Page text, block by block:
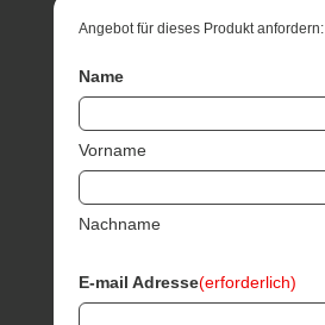
Angebot für dieses Produkt anfordern:
Name
Vorname
Nachname
E-mail Adresse(erforderlich)